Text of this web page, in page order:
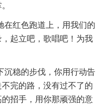
在红色跑道上，用我们的
起立吧，歌唱吧！为我
沉稳的步伐，你用行动告
完的路，没有过不了的
招手，用你那顽强的意